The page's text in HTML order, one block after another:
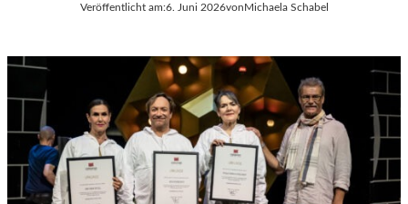
Veröffentlicht am:6. Juni 2026vonMichaela Schabel